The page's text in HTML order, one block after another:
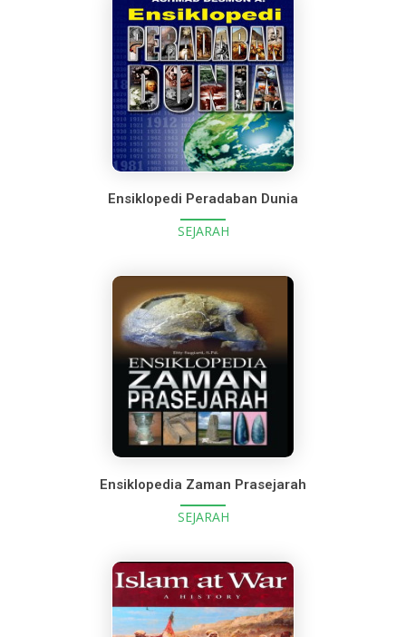
Ensiklopedi Peradaban Dunia
SEJARAH
Ensiklopedia Zaman Prasejarah
SEJARAH